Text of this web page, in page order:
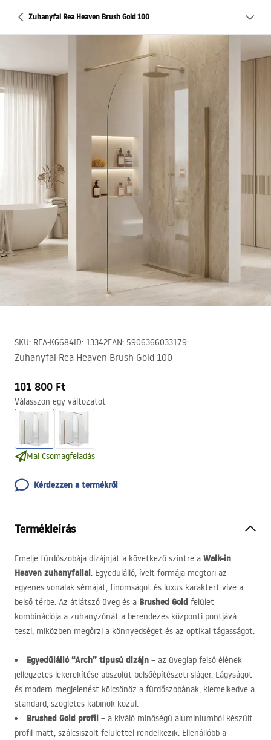
Zuhanyfal Rea Heaven Brush Gold 100
SKU: REA-K6684ID: 13342EAN: 5906366033179
Zuhanyfal Rea Heaven Brush Gold 100
101 800 Ft
Válasszon egy változatot
Mai Csomagfeladás
Kérdezzen a termékről
Termékleírás
Emelje fürdőszobája dizájnját a következő szintre a Walk-in
Heaven zuhanyfallal. Egyedülálló, ívelt formája megtöri az
egyenes vonalak sémáját, finomságot és luxus karaktert víve a
belső térbe. Az átlátszó üveg és a Brushed Gold felület
kombinációja a zuhanyzónát a berendezés központi pontjává
teszi, miközben megőrzi a könnyedséget és az optikai tágasságot.
Egyedülálló “Arch” típusú dizájn – az üveglap felső élének
jellegzetes lekerekítése abszolút belsőépítészeti sláger. Lágyságot
és modern megjelenést kölcsönöz a fürdőszobának, kiemelkedve a
standard, szögletes kabinok közül.
Brushed Gold profil – a kiváló minőségű alumíniumból készült
profil matt, szálcsiszolt felülettel rendelkezik. Ellenállóbb a